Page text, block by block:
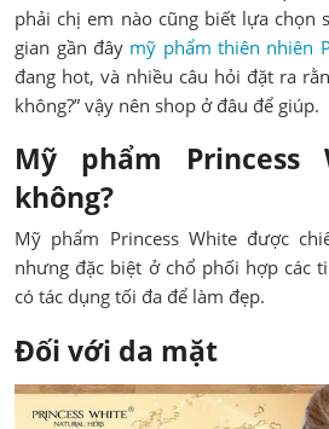
phải chị em nào cũng biết lựa chọn
gian gần đây mỹ phẩm thiên nhiên
đang hot, và nhiều câu hỏi đặt ra
không?” vậy nên shop ở đâu để giúp.
Mỹ phẩm
không?
Mỹ phẩm Princess White được
nhưng đặc biệt ở chổ phối hợp các
có tác dụng tối đa để làm đẹp.
Đối với da mặt